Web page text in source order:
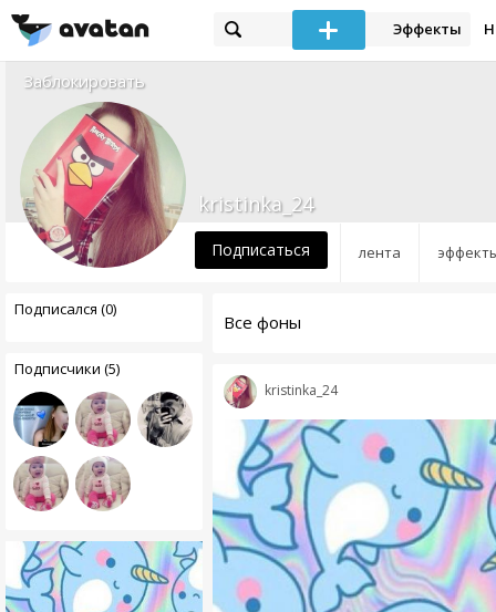
Эффекты
Заблокировать
лента
kristinka_24
Подписаться
Подписался (0)
Подписчики (5)
Все фоны
kristinka_24